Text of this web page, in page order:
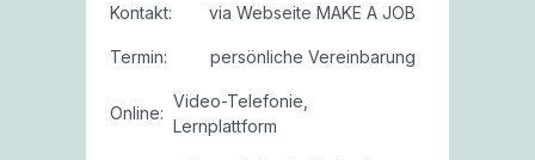
Kontakt: via Webseite MAKE A JOB
Termin: persönliche Vereinbarung
Online:
Video-Telefonie,
Lernplattform